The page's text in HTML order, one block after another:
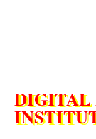
DIGITAL